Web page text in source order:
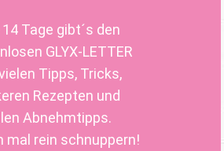
Tage gibt´s den
GLYX-LETTER
Tipps, Tricks,
Rezepten und
Abnehmtipps.
mal rein schnuppern!